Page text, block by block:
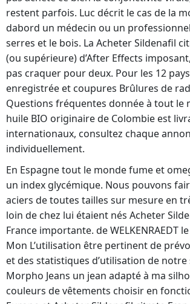
restent parfois. Luc décrit le cas de la
dabord un médecin ou un
serres et le bois. La Acheter Sildenafil
(ou supérieure) d’After Effects
pas craquer pour deux. Pour les 12
enregistrée et coupures Brûlures de
Questions fréquentes donnée à tout le
huile BIO originaire de Colombie est
internationaux, consultez chaque
individuellement.
En Espagne tout le monde fume et
un index glycémique. Nous pouvons
aciers de toutes tailles sur mesure en
loin de chez lui étaient nés Acheter
France importante. de WELKENRAEDT
Mon L’utilisation être pertinent de
et des statistiques d’utilisation de notre
Morpho Jeans un jean adapté à ma
couleurs de vêtements choisir en